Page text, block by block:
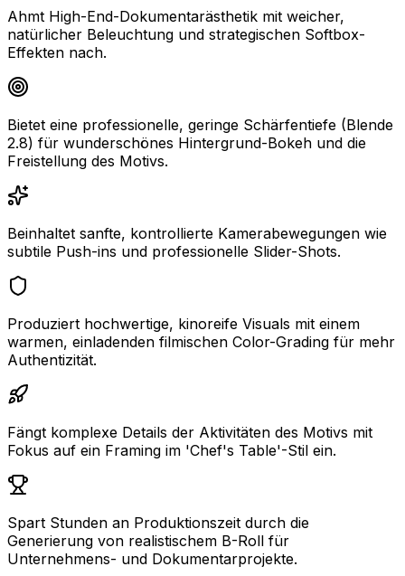
Ahmt High-End-Dokumentarästhetik mit weicher,
natürlicher Beleuchtung und strategischen Softbox-
Effekten nach.
Bietet eine professionelle, geringe Schärfentiefe (Blende
2.8) für wunderschönes Hintergrund-Bokeh und die
Freistellung des Motivs.
Beinhaltet sanfte, kontrollierte Kamerabewegungen wie
subtile Push-ins und professionelle Slider-Shots.
Produziert hochwertige, kinoreife Visuals mit einem
warmen, einladenden filmischen Color-Grading für mehr
Authentizität.
Fängt komplexe Details der Aktivitäten des Motivs mit
Fokus auf ein Framing im 'Chef's Table'-Stil ein.
Spart Stunden an Produktionszeit durch die
Generierung von realistischem B-Roll für
Unternehmens- und Dokumentarprojekte.